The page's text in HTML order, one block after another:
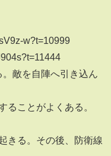
w?t=10999
敵を自陣へ引き込ん
ることがよくある。
きる。その後、防衛線